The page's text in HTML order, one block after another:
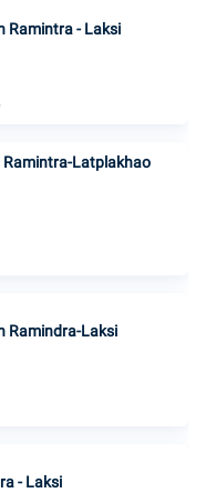
Ramintra - Laksi
Latplakhao
Ramindra-Laksi
- Laksi